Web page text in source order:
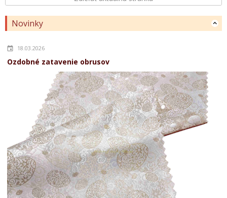
Novinky
18.03.2026
Ozdobné zatavenie obrusov